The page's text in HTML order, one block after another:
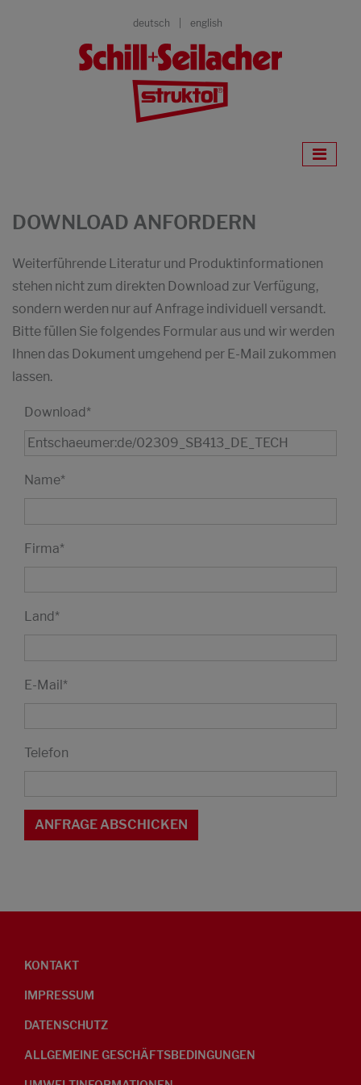
deutsch english
DOWNLOAD ANFORDERN
Weiterführende Literatur und Produktinformationen
stehen nicht zum direkten Download zur Verfügung,
sondern werden nur auf Anfrage individuell versandt.
Bitte füllen Sie folgendes Formular aus und wir werden
Ihnen das Dokument umgehend per E-Mail zukommen
lassen.
Download*
Name*
Firma*
Land*
E-Mail*
Telefon
KONTAKT
IMPRESSUM
DATENSCHUTZ
ALLGEMEINE GESCHÄFTSBEDINGUNGEN